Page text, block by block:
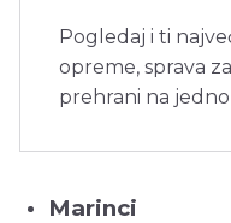
Pogledaj i ti
opreme, sprava
prehrani na
Marinci